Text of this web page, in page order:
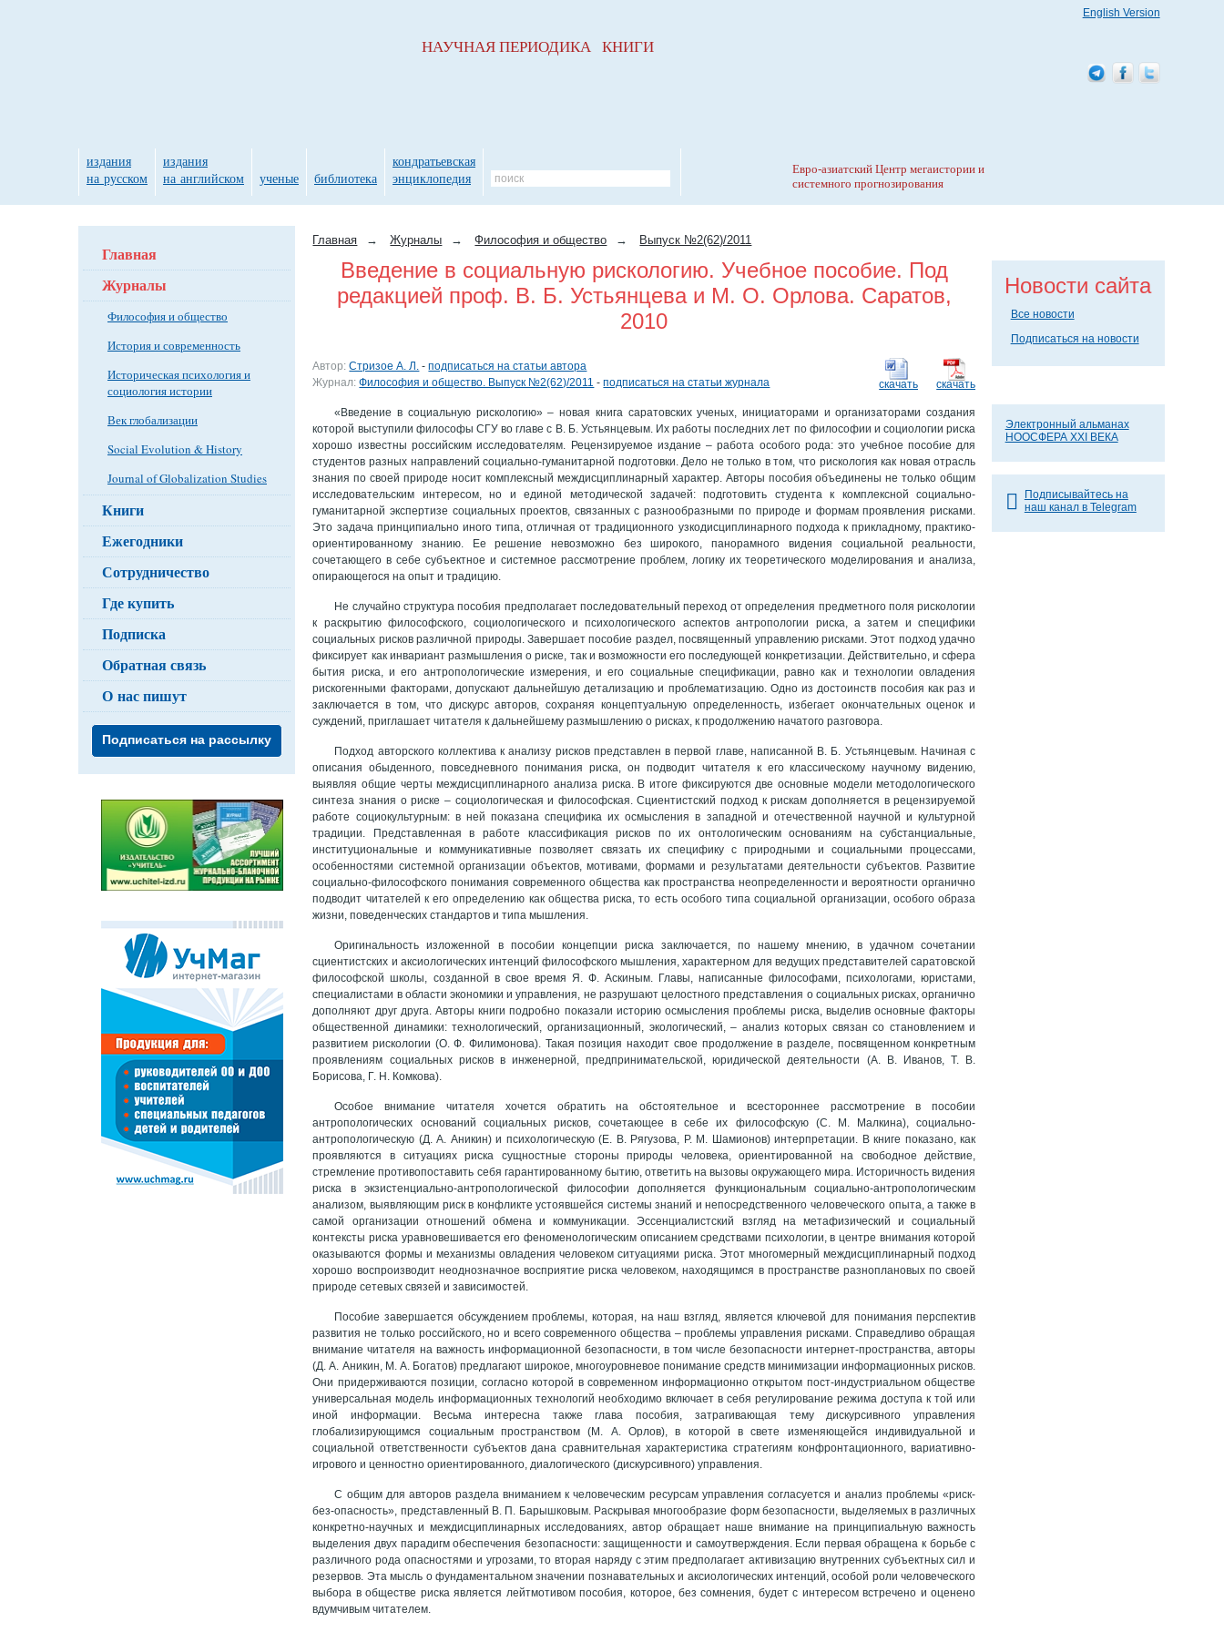
Главная → Журналы → Философия и общество → Выпуск №2(62)/2011
Введение в социальную рискологию. Учебное пособие. Под
редакцией проф. В. Б. Устьянцева и М. О. Орлова. Саратов,
2010
скачать
скачать
Автор: Стризое А. Л. -подписаться на статьи автора
Журнал: Философия и общество. Выпуск №2(62)/2011 -подписаться на статьи журнала
«Введение в социальную рискологию» – новая книга саратовских ученых, инициаторами и организаторами создания
которой выступили философы СГУ во главе с В. Б. Устьянцевым. Их работы последних лет по философии и социологии риска
хорошо известны российским исследователям. Рецензируемое издание – работа особого рода: это учебное пособие для
студентов разных направлений социально-гуманитарной подготовки. Дело не только в том, что рискология как новая отрасль
знания по своей природе носит комплексный междисциплинарный характер. Авторы пособия объединены не только общим
исследовательским интересом, но и единой методической задачей: подготовить студента к комплексной социально-
гуманитарной экспертизе социальных проектов, связанных с разнообразными по природе и формам проявления рисками.
Это задача принципиально иного типа, отличная от традиционного узкодисциплинарного подхода к прикладному, практико-
ориентированному знанию. Ее решение невозможно без широкого, панорамного видения социальной реальности,
сочетающего в себе субъектное и системное рассмотрение проблем, логику их теоретического моделирования и анализа,
опирающегося на опыт и традицию.
Не случайно структура пособия предполагает последовательный переход от определения предметного поля рискологии
к раскрытию философского, социологического и психологического аспектов антропологии риска, а затем и специфики
социальных рисков различной природы. Завершает пособие раздел, посвященный управлению рисками. Этот подход удачно
фиксирует как инвариант размышления о риске, так и возможности его последующей конкретизации. Действительно, и сфера
бытия риска, и его антропологические измерения, и его социальные спецификации, равно как и технологии овладения
рискогенными факторами, допускают дальнейшую детализацию и проблематизацию. Одно из достоинств пособия как раз и
заключается в том, что дискурс авторов, сохраняя концептуальную определенность, избегает окончательных оценок и
суждений, приглашает читателя к дальнейшему размышлению о рисках, к продолжению начатого разговора.
Подход авторского коллектива к анализу рисков представлен в первой главе, написанной В. Б. Устьянцевым. Начиная с
описания обыденного, повседневного понимания риска, он подводит читателя к его классическому научному видению,
выявляя общие черты междисциплинарного анализа риска. В итоге фиксируются две основные модели методологического
синтеза знания о риске – социологическая и философская. Сциентистский подход к рискам дополняется в рецензируемой
работе социокультурным: в ней показана специфика их осмысления в западной и отечественной научной и культурной
традиции. Представленная в работе классификация рисков по их онтологическим основаниям на субстанциальные,
институциональные и коммуникативные позволяет связать их специфику с природными и социальными процессами,
особенностями системной организации объектов, мотивами, формами и результатами деятельности субъектов. Развитие
социально-философского понимания современного общества как пространства неопределенности и вероятности органично
подводит читателей к его определению как общества риска, то есть особого типа социальной организации, особого образа
жизни, поведенческих стандартов и типа мышления.
Оригинальность изложенной в пособии концепции риска заключается, по нашему мнению, в удачном сочетании
сциентистских и аксиологических интенций философского мышления, характерном для ведущих представителей саратовской
философской школы, созданной в свое время Я. Ф. Аскиным. Главы, написанные философами, психологами, юристами,
специалистами в области экономики и управления, не разрушают целостного представления о социальных рисках, органично
дополняют друг друга. Авторы книги подробно показали историю осмысления проблемы риска, выделив основные факторы
общественной динамики: технологический, организационный, экологический, – анализ которых связан со становлением и
развитием рискологии (О. Ф. Филимонова). Такая позиция находит свое продолжение в разделе, посвященном конкретным
проявлениям социальных рисков в инженерной, предпринимательской, юридической деятельности (А. В. Иванов, Т. В.
Борисова, Г. Н. Комкова).
Особое внимание читателя хочется обратить на обстоятельное и всестороннее рассмотрение в пособии
антропологических оснований социальных рисков, сочетающее в себе их философскую (С. М. Малкина), социально-
антропологическую (Д. А. Аникин) и психологическую (Е. В. Рягузова, Р. М. Шамионов) интерпретации. В книге показано, как
проявляются в ситуациях риска сущностные стороны природы человека, ориентированной на свободное действие,
стремление противопоставить себя гарантированному бытию, ответить на вызовы окружающего мира. Историчность видения
риска в экзистенциально-антропологической философии дополняется функциональным социально-антропологическим
анализом, выявляющим риск в конфликте устоявшейся системы знаний и непосредственного человеческого опыта, а также в
самой организации отношений обмена и коммуникации. Эссенциалистский взгляд на метафизический и социальный
контексты риска уравновешивается его феноменологическим описанием средствами психологии, в центре внимания которой
оказываются формы и механизмы овладения человеком ситуациями риска. Этот многомерный междисциплинарный подход
хорошо воспроизводит неоднозначное восприятие риска человеком, находящимся в пространстве разноплановых по своей
природе сетевых связей и зависимостей.
Пособие завершается обсуждением проблемы, которая, на наш взгляд, является ключевой для понимания перспектив
развития не только российского, но и всего современного общества – проблемы управления рисками. Справедливо обращая
внимание читателя на важность информационной безопасности, в том числе безопасности интернет-пространства, авторы
(Д. А. Аникин, М. А. Богатов) предлагают широкое, многоуровневое понимание средств минимизации информационных рисков.
Они придерживаются позиции, согласно которой в современном информационно открытом пост-индустриальном обществе
универсальная модель информационных технологий необходимо включает в себя регулирование режима доступа к той или
иной информации. Весьма интересна также глава пособия, затрагивающая тему дискурсивного управления
глобализирующимся социальным пространством (М. А. Орлов), в которой в свете изменяющейся индивидуальной и
социальной ответственности субъектов дана сравнительная характеристика стратегиям конфронтационного, вариативно-
игрового и ценностно ориентированного, диалогического (дискурсивного) управления.
С общим для авторов раздела вниманием к человеческим ресурсам управления согласуется и анализ проблемы «риск-
без-опасность», представленный В. П. Барышковым. Раскрывая многообразие форм безопасности, выделяемых в различных
конкретно-научных и междисциплинарных исследованиях, автор обращает наше внимание на принципиальную важность
выделения двух парадигм обеспечения безопасности: защищенности и самоутверждения. Если первая обращена к борьбе с
различного рода опасностями и угрозами, то вторая наряду с этим предполагает активизацию внутренних субъектных сил и
резервов. Эта мысль о фундаментальном значении познавательных и аксиологических интенций, особой роли человеческого
выбора в обществе риска является лейтмотивом пособия, которое, без сомнения, будет с интересом встречено и оценено
вдумчивым читателем.
Главная
Журналы
Философия и общество
История и современность
Историческая психология и
социология истории
Век глобализации
Social Evolution & History
Journal of Globalization Studies
Книги
Ежегодники
Сотрудничество
Где купить
Подписка
Обратная связь
О нас пишут
Подписаться на рассылку
Новости сайта
Все новости
Подписаться на новости
Электронный альманах
НООСФЕРА XXI ВЕКА
Подписывайтесь на
наш канал в Telegram
НАУЧНАЯ ПЕРИОДИКА КНИГИ
издания
на русском
издания
на английском
ученые библиотека
кондратьевская
энциклопедия
Евро-азиатский Центр мегаистории и
системного прогнозирования
English Version